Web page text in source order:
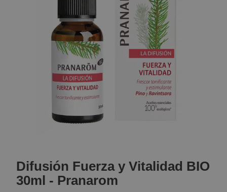
the
beginning
of
Difusión Fuerza y Vitalidad BIO
30ml - Pranarom